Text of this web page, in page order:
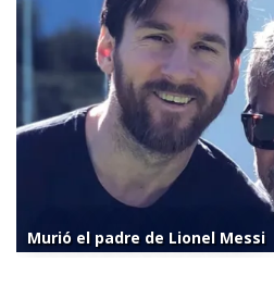
Murió el padre de Lionel Messi